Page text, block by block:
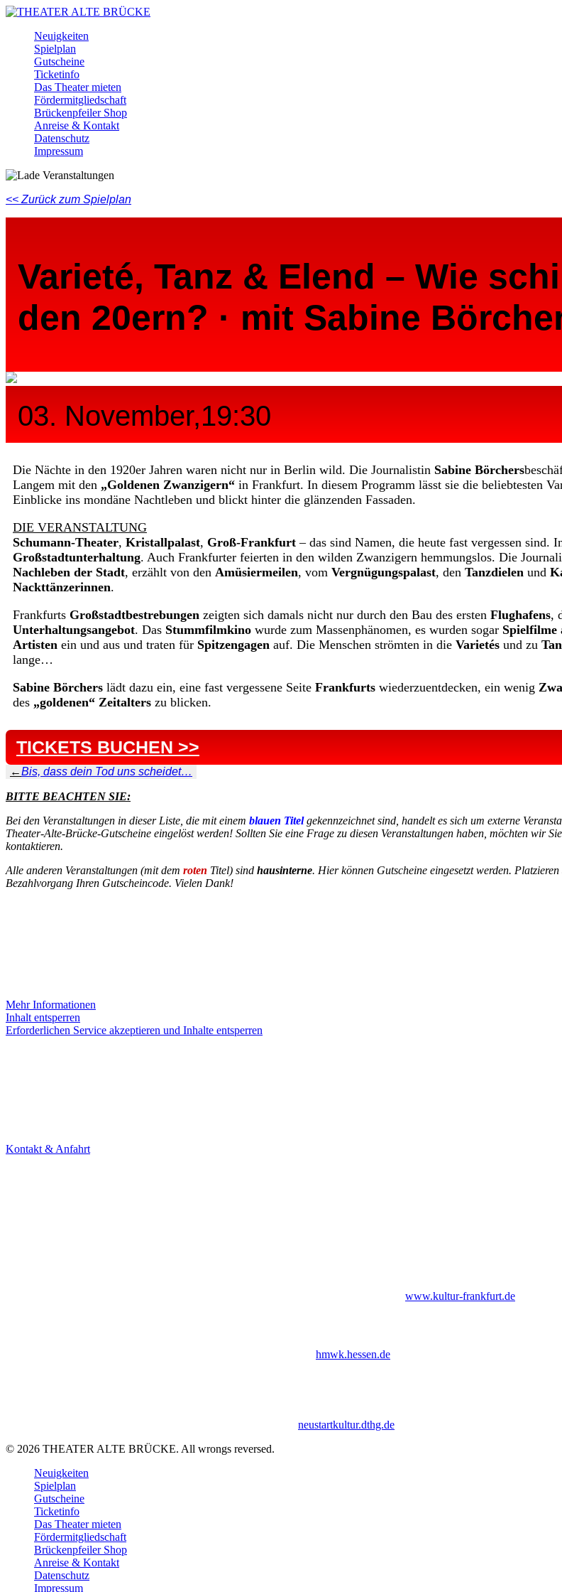
Skip
content
Neuigkeiten
Spielplan
Gutscheine
Ticketinfo
Das Theater mieten
Fördermitgliedschaft
Brückenpfeiler Shop
Anreise & Kontakt
Datenschutz
Impressum
Facebook
Instagram
Youtube
<< Zurück zum Spielplan
Varieté, Tanz & Elend – Wie
den 20ern? · mit Sabine
03. November,19:30
Die Nächte in den 1920er Jahren waren nicht nur in Berlin wild. Die Journalistin Sabine Börchers
Langem mit den „Goldenen Zwanzigern“ in Frankfurt. In diesem Programm lässt sie die beliebtesten
Einblicke ins mondäne Nachtleben und blickt hinter die glänzenden Fassaden.
DIE VERANSTALTUNG
Schumann-Theater, Kristallpalast, Groß-Frankfurt – das sind Namen, die heute fast vergessen sind.
Großstadtunterhaltung. Auch Frankfurter feierten in den wilden Zwanzigern hemmungslos. Die
Nachleben der Stadt, erzählt von den Amüsiermeilen, vom Vergnügungspalast, den Tanzdielen und
Nackttänzerinnen.
Frankfurts Großstadtbestrebungen zeigten sich damals nicht nur durch den Bau des ersten Flughafens,
Unterhaltungsangebot. Das Stummfilmkino wurde zum Massenphänomen, es wurden sogar Spielfilme
Artisten ein und aus und traten für Spitzengagen auf. Die Menschen strömten in die Varietés und zu
lange…
Sabine Börchers lädt dazu ein, eine fast vergessene Seite Frankfurts wiederzuentdecken, ein wenig
des „goldenen“ Zeitalters zu blicken.
TICKETS BUCHEN >>
←Bis, dass dein Tod uns scheidet…
BITTE BEACHTEN SIE:
Bei den Veranstaltungen in dieser Liste, die mit einem blauen Titelgekennzeichnet sind, handelt es sich um externe
Theater-Alte-Brücke-Gutscheine eingelöst werden! Sollten Sie eine Frage zu diesen Veranstaltungen haben, möchten wir
kontaktieren.
Alle anderen Veranstaltungen (mit dem roten Titel) sind hausinterne. Hier können Gutscheine eingesetzt werden.
Bezahlvorgang Ihren Gutscheincode. Vielen Dank!
Mehr Informationen
Inhalt entsperren
Erforderlichen Service akzeptieren und Inhalte entsperren
Kontakt & Anfahrt
www.kultur-frankfurt.de
hmwk.hessen.de
neustartkultur.dthg.de
© 2026 THEATER ALTE BRÜCKE. All wrongs reversed.
Neuigkeiten
Spielplan
Gutscheine
Ticketinfo
Das Theater mieten
Fördermitgliedschaft
Brückenpfeiler Shop
Anreise & Kontakt
Datenschutz
Impressum